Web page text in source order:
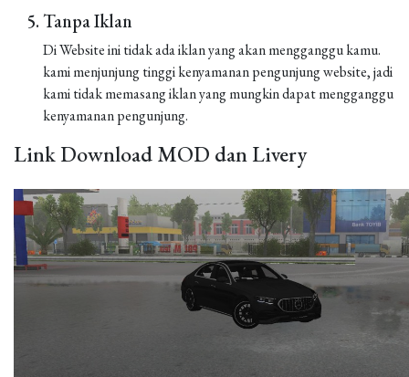
Tanpa Iklan
Di Website ini tidak ada iklan yang akan mengganggu kamu.
kami menjunjung tinggi kenyamanan pengunjung website, jadi
kami tidak memasang iklan yang mungkin dapat mengganggu
kenyamanan pengunjung.
Link Download MOD dan Livery